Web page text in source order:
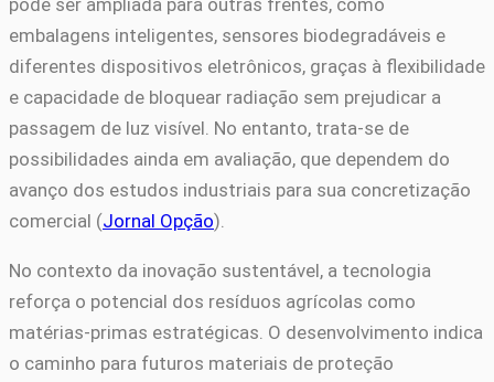
pode ser ampliada para outras frentes, como
embalagens inteligentes, sensores biodegradáveis e
diferentes dispositivos eletrônicos, graças à flexibilidade
e capacidade de bloquear radiação sem prejudicar a
passagem de luz visível. No entanto, trata-se de
possibilidades ainda em avaliação, que dependem do
avanço dos estudos industriais para sua concretização
comercial (Jornal Opção).
No contexto da inovação sustentável, a tecnologia
reforça o potencial dos resíduos agrícolas como
matérias-primas estratégicas. O desenvolvimento indica
o caminho para futuros materiais de proteção